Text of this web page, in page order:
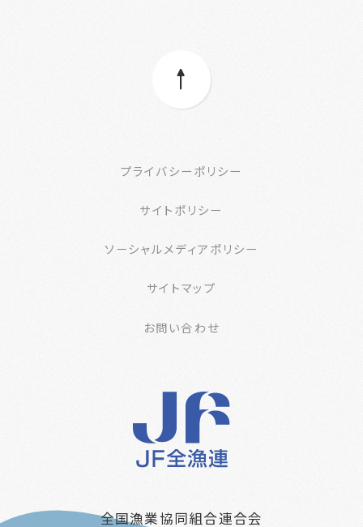
プライバシーポリシー
サイトポリシー
ソーシャルメディアポリシー
サイトマップ
お問い合わせ
全国漁業協同組合連合会